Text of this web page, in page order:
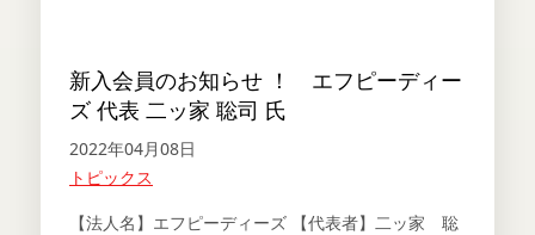
新入会員のお知らせ ！ エフピーディー
ズ 代表 二ッ家 聡司 氏
2022年04月08日
トピックス
【法人名】エフピーディーズ 【代表者】二ッ家 聡